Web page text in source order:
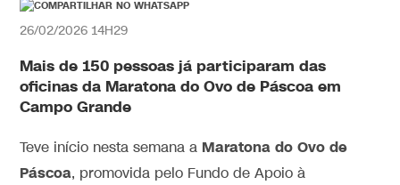
26/02/2026 14H29
Mais de 150 pessoas já participaram das
oficinas da Maratona do Ovo de Páscoa em
Campo Grande
Teve início nesta semana a Maratona do Ovo de
Páscoa, promovida pelo Fundo de Apoio à